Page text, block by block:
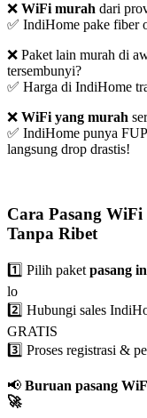
❌ WiFi murah dari
✅ IndiHome pake fiber
❌ Paket lain murah di
tersembunyi?
✅ Harga di IndiHome
❌ WiFi yang murah
✅ IndiHome punya
langsung drop drastis!
Cara Pasang
Tanpa Ribet
1️⃣ Pilih paketpasang
lo
2️⃣ Hubungi sales
GRATIS
3️⃣ Proses registrasi &
📢 Buruan pasang
🚀